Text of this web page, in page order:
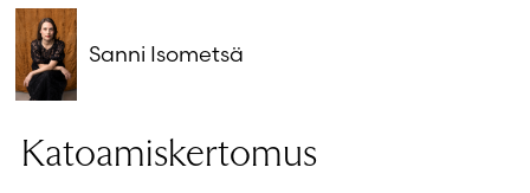
Sanni Isometsä
Katoamiskertomus